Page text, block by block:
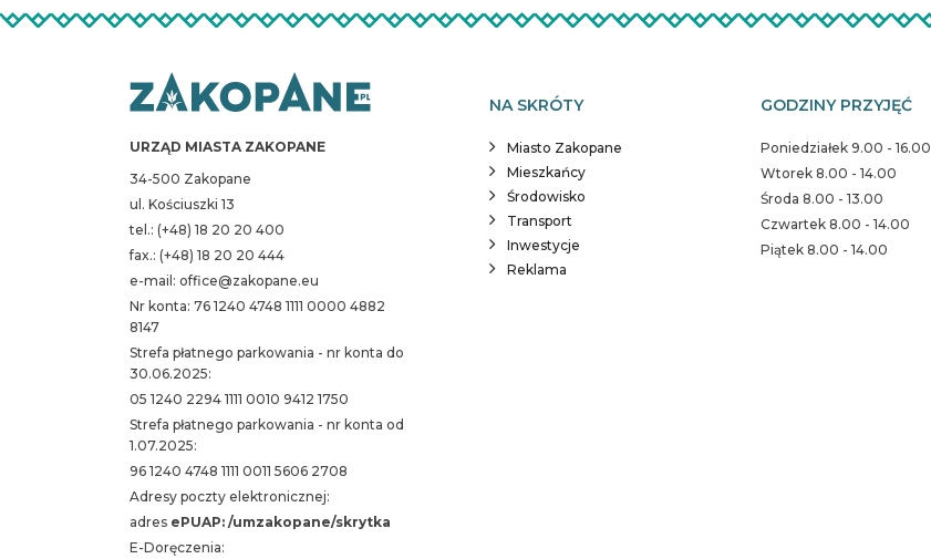
URZĄD MIASTA ZAKOPANE
34-500 Zakopane
ul. Kościuszki 13
tel.: (+48) 18 20 20 400
fax.: (+48) 18 20 20 444
e-mail: office@zakopane.eu
Nr konta: 76 1240 4748 1111 0000 4882
8147
Strefa płatnego parkowania - nr konta do
30.06.2025:
05 1240 2294 1111 0010 9412 1750
Strefa płatnego parkowania - nr konta od
1.07.2025:
96 1240 4748 1111 0011 5606 2708
Adresy poczty elektronicznej:
adres ePUAP: /umzakopane/skrytka
E-Doręczenia:
NA SKRÓTY
Miasto Zakopane
Mieszkańcy
Środowisko
Transport
Inwestycje
Reklama
GODZINY PRZYJĘĆ
Poniedziałek 9.00 - 16.00
Wtorek 8.00 - 14.00
Środa 8.00 - 13.00
Czwartek 8.00 - 14.00
Piątek 8.00 - 14.00